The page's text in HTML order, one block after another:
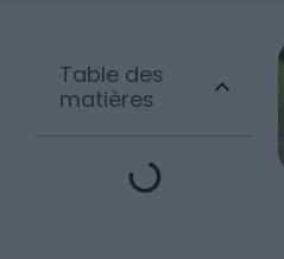
Table des
matières